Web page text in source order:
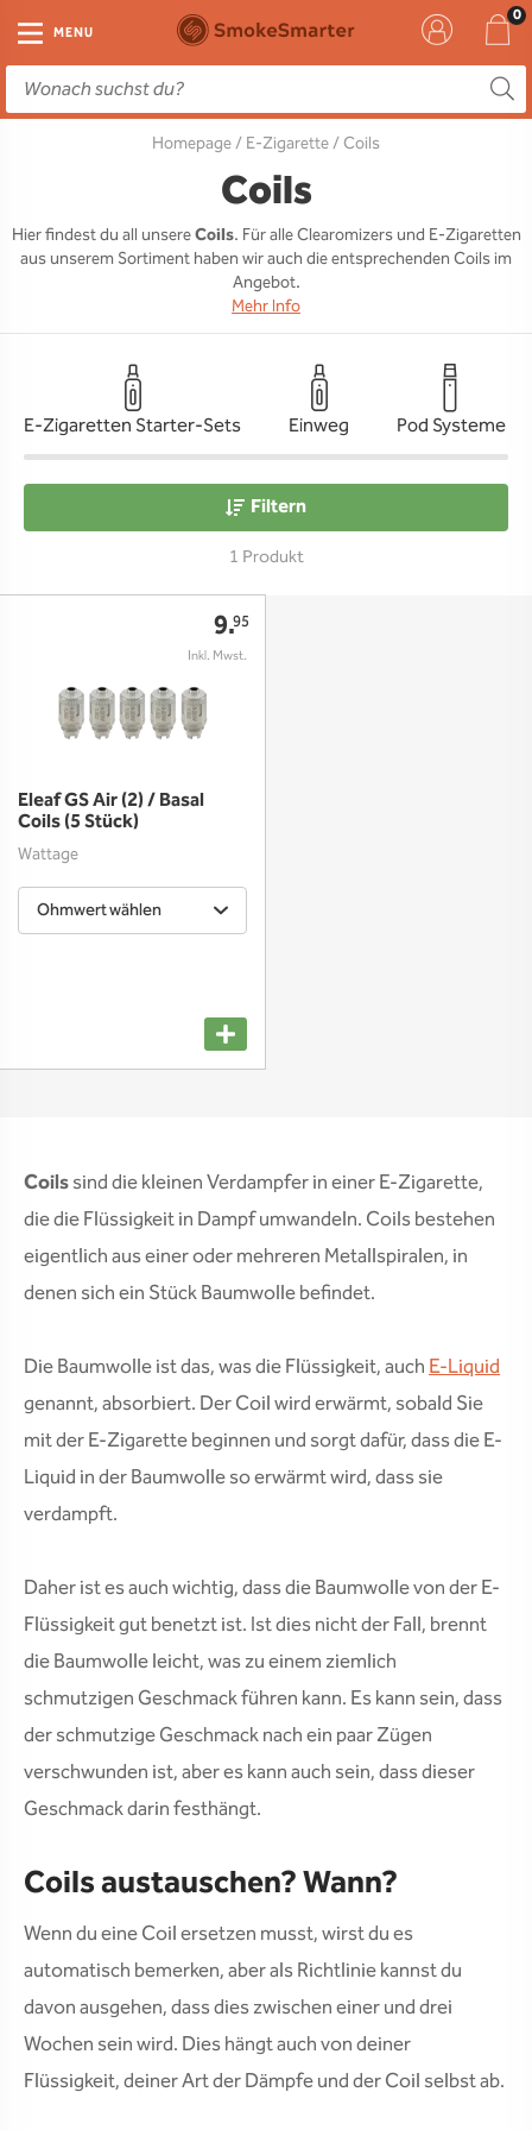
MENU E-Zigarette
E-Zigaretten Starter-Sets
Clearomizer
Coils
Einweg
Einweg Vape
Liquids
E-Liquid
Base
Zubehör
Clearomizer
Driptips
Akkus
Ersatzgläser
DIY
Aromen
Wick & Coils
Liquid Flaschen
Homepage/E-Zigarette/ Coils
Coils
Hier findest du all unsereCoils. Für alle Clearomizers und E-Zigaretten
aus unserem Sortiment haben wir auch die entsprechenden Coils im
Angebot.
Mehr Info
E-Zigaretten Starter-Sets Einweg Pod Systeme
Filtern
1 Produkt
9.95
Eleaf GS Air (2) / Basal
Coils (5 Stück)
Wattage
Ohmwert wählen
Coilssind die kleinen Verdampfer in einer E-Zigarette,
die die Flüssigkeit in Dampf umwandeln. Coils bestehen
eigentlich aus einer oder mehreren Metallspiralen, in
denen sich ein Stück Baumwolle befindet.
Die Baumwolle ist das, was die Flüssigkeit, auchE-Liquid
genannt, absorbiert. Der Coil wird erwärmt, sobald Sie
mit der E-Zigarette beginnen und sorgt dafür, dass die E-
Liquid in der Baumwolle so erwärmt wird, dass sie
verdampft.
Daher ist es auch wichtig, dass die Baumwolle von der E-
Flüssigkeit gut benetzt ist. Ist dies nicht der Fall, brennt
die Baumwolle leicht, was zu einem ziemlich
schmutzigen Geschmack führen kann. Es kann sein, dass
der schmutzige Geschmack nach ein paar Zügen
verschwunden ist, aber es kann auch sein, dass dieser
Geschmack darin festhängt.
Coils austauschen? Wann?
Wenn du eine Coil ersetzen musst, wirst du es
automatisch bemerken, aber als Richtlinie kannst du
davon ausgehen, dass dies zwischen einer und drei
Wochen sein wird. Dies hängt auch von deiner
Flüssigkeit, deiner Art der Dämpfe und der Coil selbst ab.